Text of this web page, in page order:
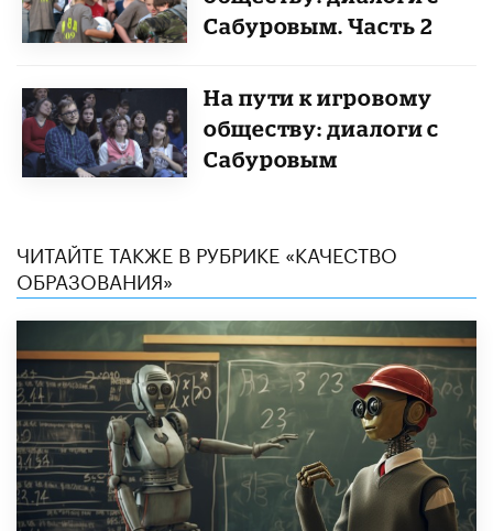
Сабуровым. Часть 2
На пути к игровому
обществу: диалоги с
Сабуровым
ЧИТАЙТЕ ТАКЖЕ В РУБРИКЕ «КАЧЕСТВО
ОБРАЗОВАНИЯ»